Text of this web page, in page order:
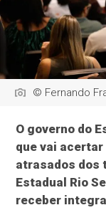
© Fernando
O governo do
que vai
atrasados dos
Estadual Rio
receber